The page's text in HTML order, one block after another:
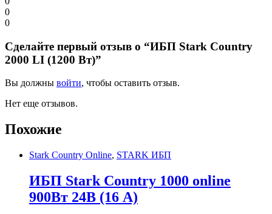
0
0
Сделайте первый отзыв о “ИБП Stark Country
2000 LI (1200 Вт)”
Вы должны войти, чтобы оставить отзыв.
Нет еще отзывов.
Похожие
Stark Country Online, STARK ИБП
ИБП Stark Country 1000 online
900Вт 24В (16 А)